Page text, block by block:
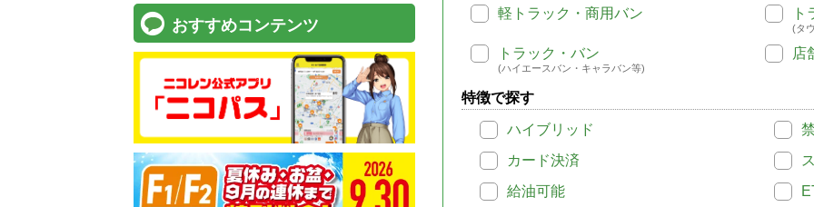
軽トラック・商用バン
ト
(タ
トラック・バン
(ハイエースバン・キャラバン等)
店
特徴で探す
ハイブリッド
カード決済
給油可能
おすすめコンテンツ